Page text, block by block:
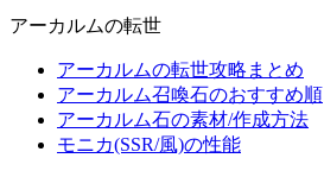
アーカルムの転世
アーカルムの転世攻略まとめ
アーカルム召喚石のおすすめ順
アーカルム石の素材/作成方法
モニカ(SSR/風)の性能